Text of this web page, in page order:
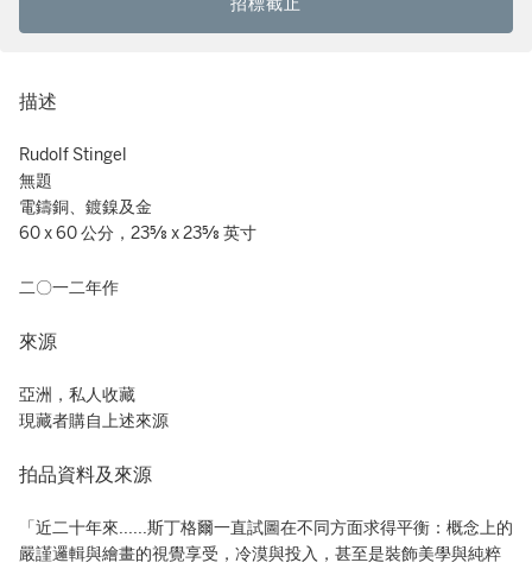
招標截止
描述
Rudolf Stingel
無題
電鑄銅、鍍鎳及金
60 x 60 公分，23⅝ x 23⅝ 英寸
二〇一二年作
來源
亞洲，私人收藏
現藏者購自上述來源
拍品資料及來源
「近二十年來......斯丁格爾一直試圖在不同方面求得平衡：概念上的
嚴謹邏輯與繪畫的視覺享受，冷漠與投入，甚至是裝飾美學與純粹